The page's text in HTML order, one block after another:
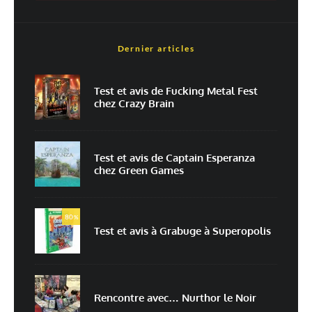
*
Enregistrer mon nom, mon e-mail et mon site dans le navigateur pour
mon prochain commentaire.
Dernier articles
Test et avis de Fucking Metal Fest
chez Crazy Brain
Test et avis de Captain Esperanza
chez Green Games
80%
Test et avis à Grabuge à Superopolis
Rencontre avec… Nurthor le Noir